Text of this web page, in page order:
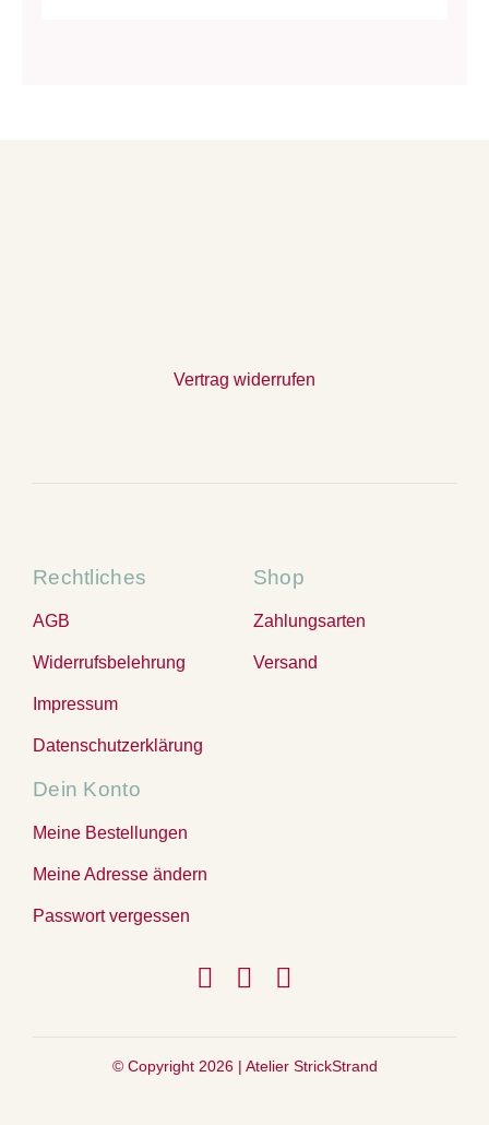
Vertrag widerrufen
Rechtliches
AGB
Widerrufsbelehrung
Impressum
Datenschutzerklärung
Shop
Zahlungsarten
Versand
Dein Konto
Meine Bestellungen
Meine Adresse ändern
Passwort vergessen
© Copyright 2026 | Atelier StrickStrand